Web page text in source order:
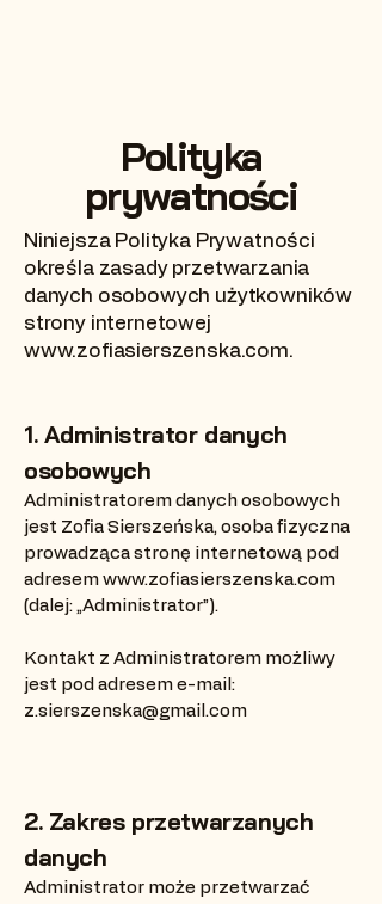
Polityka
prywatności
Niniejsza Polityka Prywatności
określa zasady przetwarzania
danych osobowych użytkowników
strony internetowej
www.zofiasierszenska.com.
1. Administrator danych
osobowych
Administratorem danych osobowych
jest Zofia Sierszeńska, osoba fizyczna
prowadząca stronę internetową pod
adresem www.zofiasierszenska.com
(dalej: „Administrator”).
Kontakt z Administratorem możliwy
jest pod adresem e-mail:
z.sierszenska@gmail.com
2. Zakres przetwarzanych
danych
Administrator może przetwarzać